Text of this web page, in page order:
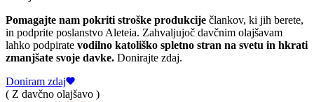
Pomagajte nam pokriti stroške produkcije člankov, ki jih berete,
in podprite poslanstvo Aleteia. Zahvaljujoč davčnim olajšavam
lahko podpirate vodilno katoliško spletno stran na svetu in hkrati
zmanjšate svoje davke. Donirajte zdaj.
Doniram zdaj
( Z davčno olajšavo )